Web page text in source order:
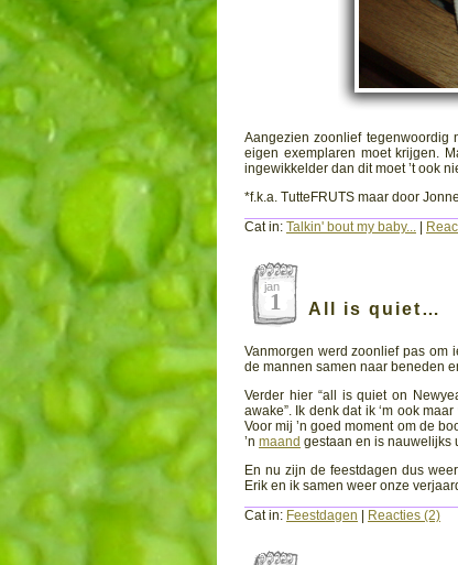
Aangezien zoonlief tegenwoordig
eigen exemplaren moet krijgen.
ingewikkelder dan dit moet ’t ook
*f.k.a. TutteFRUTS maar door
Cat in: Talkin' bout my baby...
jan
1 All is quiet…
Vanmorgen werd zoonlief pas om
de mannen samen naar beneden
Verder hier “all is quiet on
awake”. Ik denk dat ik ‘m ook
Voor mij ’n goed moment om de
’n maand gestaan en is nauwelijks
En nu zijn de feestdagen dus
Erik en ik samen weer onze
Cat in: Feestdagen Reacties (2)